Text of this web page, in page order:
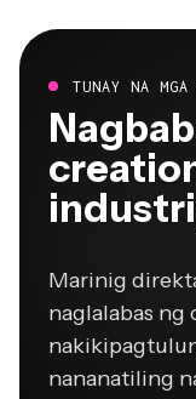
naglalabas ng
nananatiling